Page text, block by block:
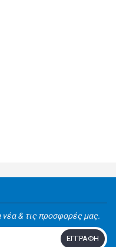
& τις προσφορές μας.
ΕΓΓΡΑΦΉ